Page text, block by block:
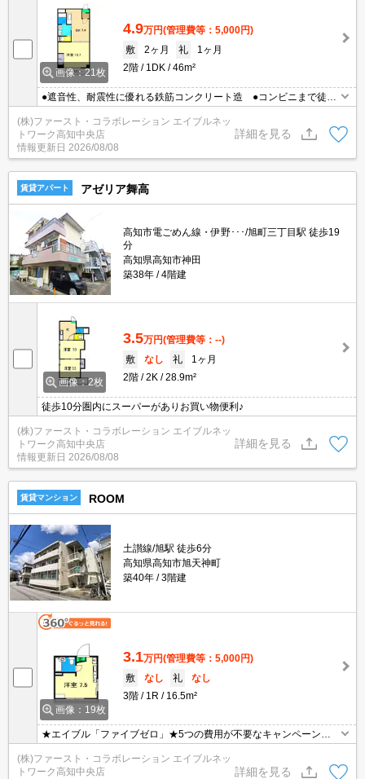
画像：21枚
4.9万円(管理費等：5,000円)
敷
2ヶ月 礼
1ヶ月
2階
1DK 46m²
●遮音性、耐震性に優れる鉄筋コンクリート造 ●コンビニまで徒歩
圏内 ●ネット無料 ●エアコン
(株)ファースト・コラボレーション エイブルネッ
トワーク高知中央店
情報更新日 2026/08/08
詳細を見る
賃貸アパート アゼリア舞高
高知市電ごめん線・伊野･･･/旭町三丁目駅 徒歩19
分
高知県高知市神田
築38年
4階建
画像：2枚
3.5万円(管理費等：--)
敷
なし 礼
1ヶ月
2階
2K 28.9m²
徒歩10分圏内にスーパーがありお買い物便利♪
(株)ファースト・コラボレーション エイブルネッ
トワーク高知中央店
情報更新日 2026/08/08
詳細を見る
賃貸マンション ROOM
土讃線/旭駅 徒歩6分
高知県高知市旭天神町
築40年
3階建
画像：19枚
3.1万円(管理費等：5,000円)
敷
なし 礼
なし
3階
1R 16.5m²
★エイブル「ファイブゼロ」★5つの費用が不要なキャンペーン
中！猫１匹のみ飼育可能！電子ロックキーでセキュリティも安心！
(株)ファースト・コラボレーション エイブルネッ
トワーク高知中央店
詳細を見る